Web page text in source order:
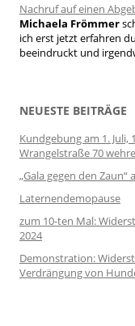
Nachruf auf einen
Michaela Frömmer
ich erst jetzt erfahren
beeindruckt und
NEUESTE BEITRÄGE
Kundgebung am 1.
Wrangelstraße 70
„Gala gegen den Zaun“
Laternendemopause
zum 10-ten Mal:
2024
Demonstration:
Verdrängung von